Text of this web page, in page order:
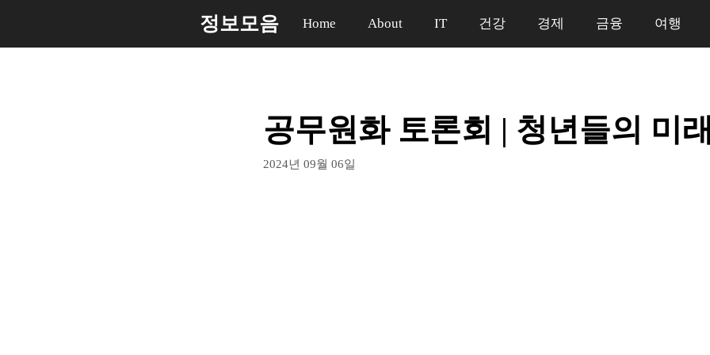
정보모음 Home About IT 건강 경제 금융 여행
공무원화 토론회 | 청년들의 미래
2024년 09월 06일